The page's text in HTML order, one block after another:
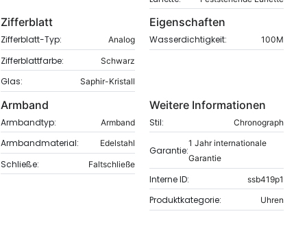
Zifferblatt
Zifferblatt-Typ: Analog
Zifferblattfarbe: Schwarz
Glas: Saphir-Kristall
Eigenschaften
Wasserdichtigkeit: 100M
Armband
Armbandtyp: Armband
Armbandmaterial: Edelstahl
Schließe: Faltschließe
Weitere Informationen
Stil: Chronograph
Garantie:
1 Jahr internationale
Garantie
Interne ID: ssb419p1
Produktkategorie: Uhren